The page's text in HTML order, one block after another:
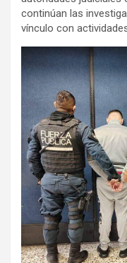
continúan las
vínculo con